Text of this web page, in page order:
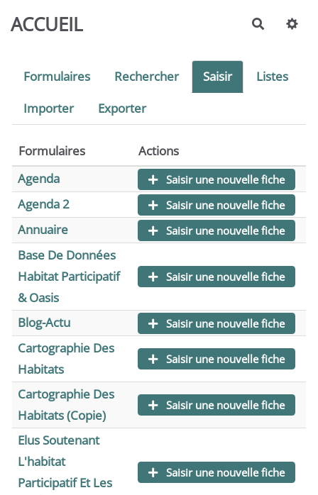
Aller au contenu principal
ACCUEIL
Formulaires Rechercher Saisir
Listes
Importer
Exporter
Formulaires
Actions
Agenda
Saisir une nouvelle fiche
Agenda 2 Saisir une nouvelle fiche
Annuaire Saisir une nouvelle fiche
Base De Données
Habitat Participatif
& Oasis
Saisir une nouvelle fiche
Blog-Actu Saisir une nouvelle fiche
Cartographie Des
Habitats
Saisir une nouvelle fiche
Cartographie Des
Habitats (copie)
Saisir une nouvelle fiche
Elus Soutenant
L'habitat
Participatif Et Les
Saisir une nouvelle fiche